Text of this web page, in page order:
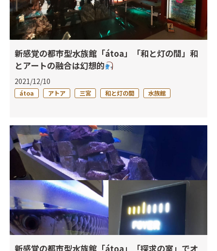
新感覚の都市型水族館「átoa」「和と灯の間」和
とアートの融合は幻想的
2021/12/10
átoa アトア 三宮 和と灯の間 水族館
新感覚の都市型水族館「átoa」「探求の室」でオ